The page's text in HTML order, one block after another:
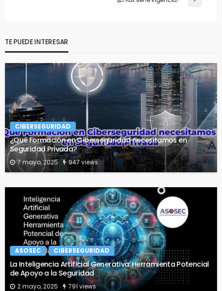
TE PUEDE INTERESAR
CIBERSEGURIDAD
¿Qué Formación en Ciberseguridad necesitamos en
Seguridad Privada?
7 mayo, 2025 947 views
ASOSEC CIBERSEGURIDAD
La Inteligencia Artificial Generativa: Herramienta Potencial
de Apoyo a la Seguridad
2 mayo, 2025 791 views